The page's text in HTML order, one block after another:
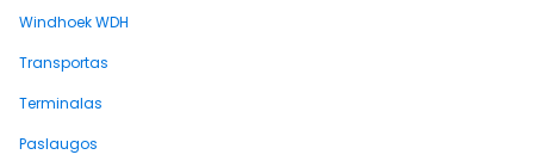
Windhoek WDH
Transportas
Terminalas
Paslaugos